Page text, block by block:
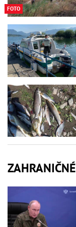
FOTO
ZAHRANIČNÉ